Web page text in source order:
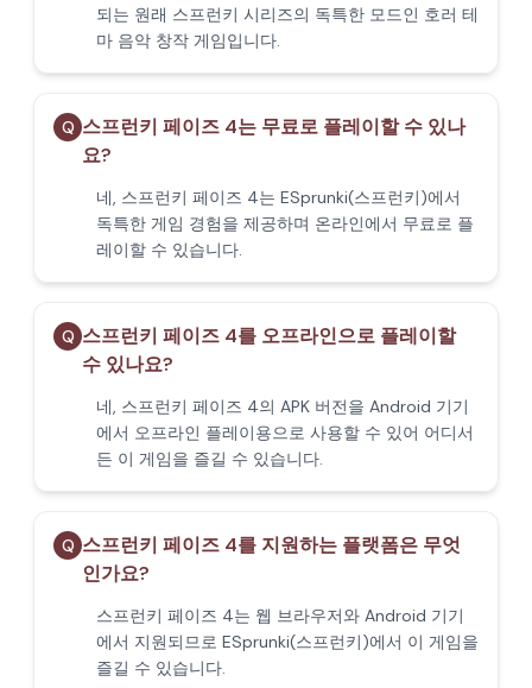
되는 원래 스프런키 시리즈의 독특한 모드인 호러 테
마 음악 창작 게임입니다.
Q 스프런키 페이즈 4는 무료로 플레이할 수 있나
요?
네, 스프런키 페이즈 4는 ESprunki(스프런키)에서
독특한 게임 경험을 제공하며 온라인에서 무료로 플
레이할 수 있습니다.
Q 스프런키 페이즈 4를 오프라인으로 플레이할
수 있나요?
네, 스프런키 페이즈 4의 APK 버전을 Android 기기
에서 오프라인 플레이용으로 사용할 수 있어 어디서
든 이 게임을 즐길 수 있습니다.
Q 스프런키 페이즈 4를 지원하는 플랫폼은 무엇
인가요?
스프런키 페이즈 4는 웹 브라우저와 Android 기기
에서 지원되므로 ESprunki(스프런키)에서 이 게임을
즐길 수 있습니다.